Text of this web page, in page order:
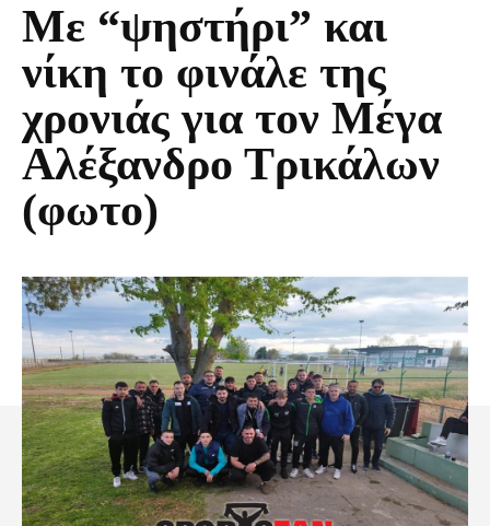
Με “ψηστήρι” και
νίκη το φινάλε της
χρονιάς για τον Μέγα
Αλέξανδρο Τρικάλων
(φωτο)